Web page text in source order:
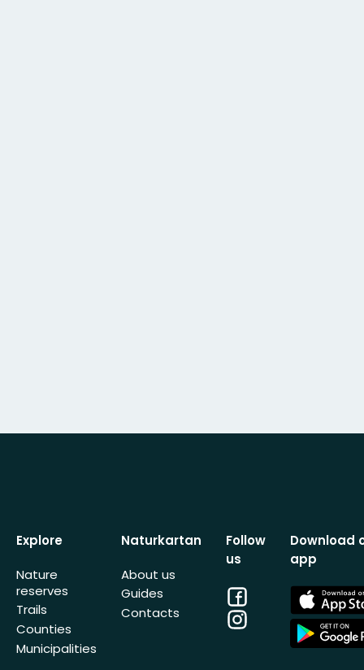
Explore
Nature
reserves
Trails
Counties
Municipalities
Naturkartan
About us
Guides
Contacts
Follow
us
Facebook
Instagram
Download
app
App
Store
App
Store